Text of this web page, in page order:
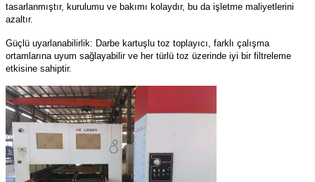
tasarlanmıştır, kurulumu ve bakımı kolaydır, bu da işletme maliyetlerini
azaltır.
Güçlü uyarlanabilirlik: Darbe kartuşlu toz toplayıcı, farklı çalışma
ortamlarına uyum sağlayabilir ve her türlü toz üzerinde iyi bir filtreleme
etkisine sahiptir.